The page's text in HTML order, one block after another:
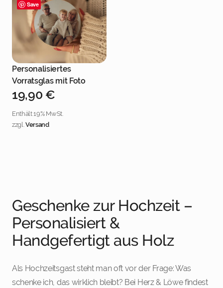
Save
Personalisiertes
Vorratsglas mit Foto
Jetzt personalisieren
19,90 €
Enthält 19% MwSt.
zzgl.Versand
Geschenke zur Hochzeit –
Personalisiert &
Handgefertigt aus Holz
Als Hochzeitsgast steht man oft vor der Frage: Was
schenke ich, das wirklich bleibt? Bei Herz & Löwe findest